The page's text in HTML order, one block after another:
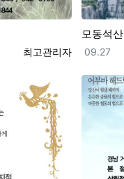
등록자
최고관리자
모동석산
등록일
09.27